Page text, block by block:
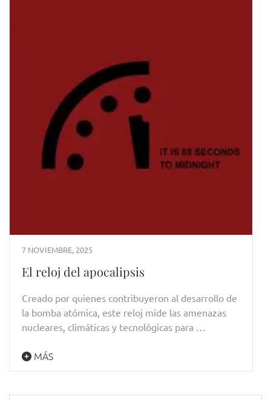
7 NOVIEMBRE, 2025
El reloj del apocalipsis
Creado por quienes contribuyeron al desarrollo de
la bomba atómica, este reloj mide las amenazas
nucleares, climáticas y tecnológicas para …
MÁS